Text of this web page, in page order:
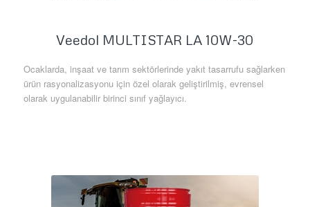
Veedol MULTISTAR LA 10W-30
Ocaklarda, inşaat ve tarım sektörlerinde yakıt tasarrufu sağlarken
ürün rasyonalizasyonu için özel olarak geliştirilmiş, evrensel
olarak uygulanabilir birinci sınıf yağlayıcı.